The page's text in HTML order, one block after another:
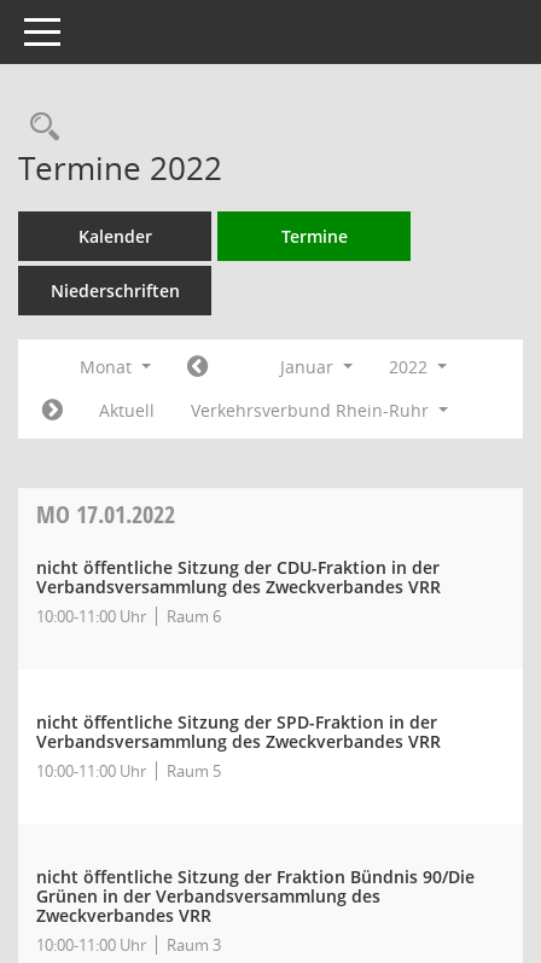
Toggle navigation
Rechercheauswahl
Termine 2022
Kalender Termine
Niederschriften
Monat Januar
2022
Aktuell
Verkehrsverbund Rhein-Ruhr
MO 17.01.2022
nicht öffentliche Sitzung der CDU-Fraktion in der
Verbandsversammlung des Zweckverbandes VRR
10:00-11:00 Uhr Raum 6
nicht öffentliche Sitzung der SPD-Fraktion in der
Verbandsversammlung des Zweckverbandes VRR
10:00-11:00 Uhr Raum 5
nicht öffentliche Sitzung der Fraktion Bündnis 90/Die
Grünen in der Verbandsversammlung des
Zweckverbandes VRR
10:00-11:00 Uhr Raum 3